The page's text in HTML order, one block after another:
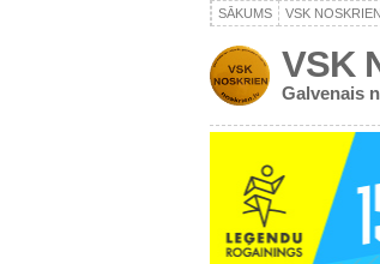
SĀKUMS VSK NOSKRIEN
VSK
Galvenais